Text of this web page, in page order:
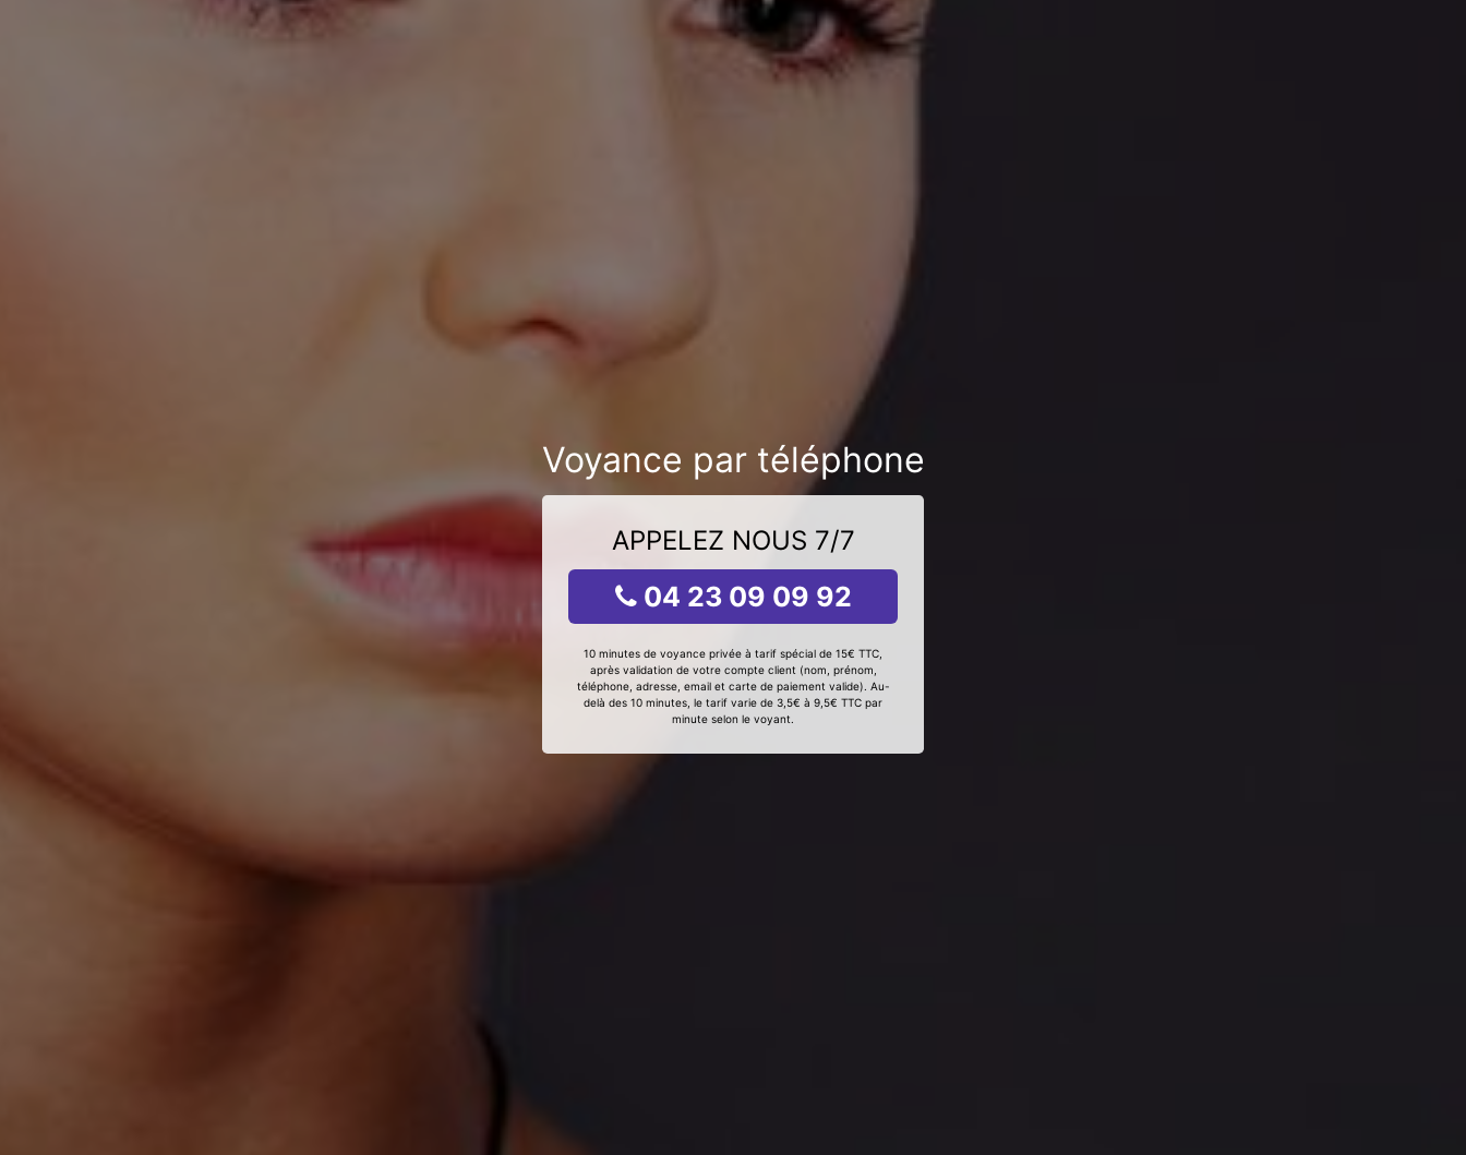
Voyance par téléphone
APPELEZ NOUS 7/7
04 23 09 09 92
10 minutes de voyance privée à tarif spécial de 15€ TTC,
après validation de votre compte client (nom, prénom,
téléphone, adresse, email et carte de paiement valide). Au-
delà des 10 minutes, le tarif varie de 3,5€ à 9,5€ TTC par
minute selon le voyant.